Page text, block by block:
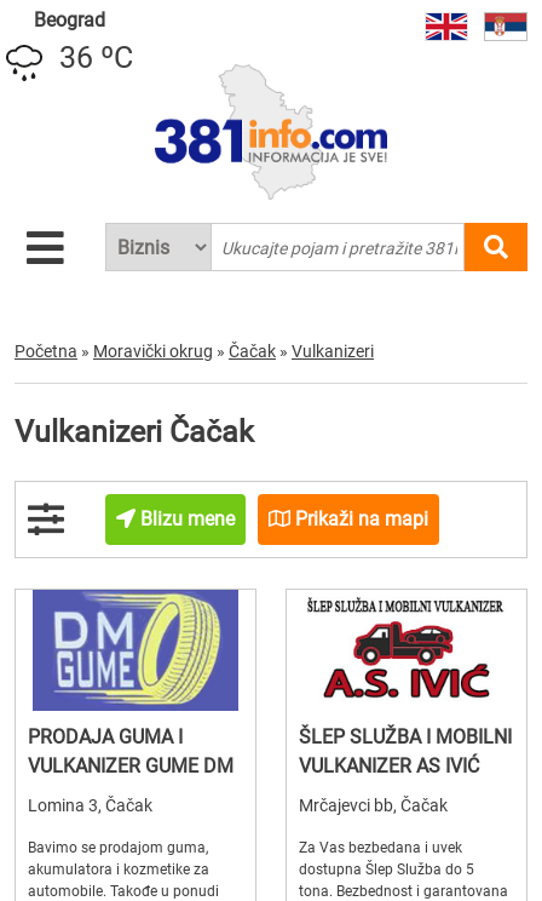
Beograd
36 ºC
Početna » Moravički okrug » Čačak » Vulkanizeri
Vulkanizeri Čačak
Blizu mene Prikaži na mapi
PRODAJA GUMA I
VULKANIZER GUME DM
Lomina 3, Čačak
Bavimo se prodajom guma,
akumulatora i kozmetike za
automobile. Takođe u ponudi
ŠLEP SLUŽBA I MOBILNI
VULKANIZER AS IVIĆ
Mrčajevci bb, Čačak
Za Vas bezbedana i uvek
dostupna Šlep Služba do 5
tona. Bezbednost i garantovana